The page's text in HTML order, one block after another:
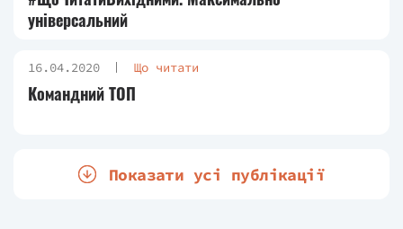
універсальний
16.04.2020 Що читати
Командний ТОП
Показати усі публікації